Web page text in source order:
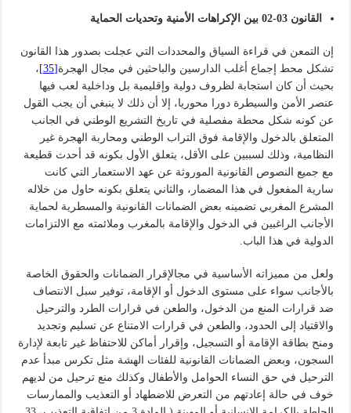
القانون03-02 بين الإكراهات الأمنية وتحديات الحماية
إن التمعن في قراءة السياق والمحددات التي عجلت بصدور هذا القانون
تشكل محط إجماع أغلب الدارسين والباحثين في مجال الهجرة[35]
،
بحيث أن كان استجابة لظروف دولية وإقليمية بل وداخلية لعب فيها
عنصر الأمن والسيطرة دورا محوريا، إلا أن ذلك لا ينبغي أن يجب القول
عن كونه شكل محطة مفصلية في تاريخ التشريع الوطني في الجانب
المتعلق بالدخول والإقامة فوق التراب الوطني ومحاربة الهجرة غير
النظامية، وذلك لسببين على الأقل، يتعلق الأول بكونه قد أحدث قطيعة
مع جميع النصوص القانونية الموروثة عن عهد الاستعمار التي كانت
سارية المفعول في هذا المضمار، والثاني يتعلق بكونه حاول من خلاله
المشرع المغربي تضمينه بعض الضمانات القانونية والمسطرية لحماية
الأجانب الراغبين في الدخول والإقامة بالمغرب وملائمته مع الالتزامات
الدولية في هذا الباب.
ولعل من مميزاته الأساسية في مجالإقرار الضمانات والحقوق الخاصة
بالأجانب سواء على مستوى الدخول أو الإقامة، توفير سبل الانتصاف
ضد قرارات المنع من الدخول، والطعن في قرارات الطرد والترحيل
والاقتياد إلى الحدود، والطعن في قرارات الامتناع عن تسليم وتجديد
ومنح بطاقة الإقامة أو التسجيل، وإقرار أماكن للاحتفاظ غير تابعة لإدارة
السجون، وبعض الضمانات القانونية للفئات الهشة مثل تكرس مبدأ عدم
الترحيل في حق النساء الحوامل والأطفال وكذلك منع ترحيل من لديهم
خوف في حالة إعادتهم من التعرض للاضطهاد أو التعذيب والممارسات